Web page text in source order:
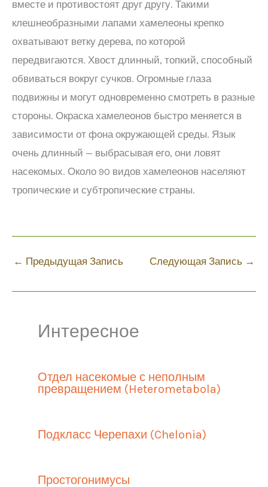
вместе и противостоят друг другу. Такими
клешнеобразными лапами хамелеоны крепко
охватывают ветку дерева, по которой
передвигаются. Хвост длинный, топкий, способный
обвиваться вокруг сучков. Огромные глаза
подвижны и могут одновременно смотреть в разные
стороны. Окраска хамелеонов быстро меняется в
зависимости от фона окружающей среды. Язык
очень длинный — выбрасывая его, они ловят
насекомых. Около 90 видов хамелеонов населяют
тропические и субтропические страны.
← Предыдущая Запись Следующая Запись →
Интересное
Отдел насекомые с неполным
превращением (Heterometabola)
Подкласс Черепахи (Chelonia)
Простогонимусы